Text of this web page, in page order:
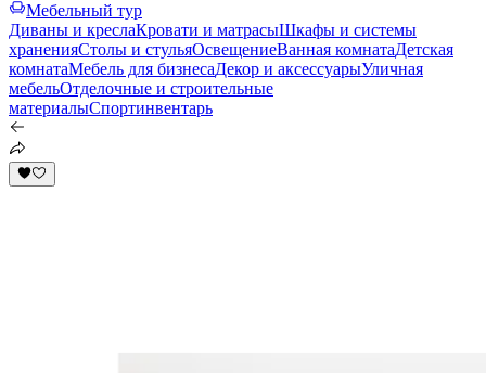
Мебельный тур
Диваны и креслаКровати и матрасыШкафы и системы
храненияСтолы и стульяОсвещениеВанная комнатаДетская
комнатаМебель для бизнесаДекор и аксессуарыУличная
мебельОтделочные и строительные
материалыСпортинвентарь